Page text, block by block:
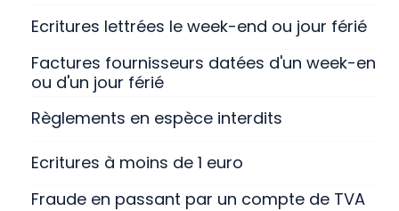
Ecritures lettrées le week-end ou jour férié
Factures fournisseurs datées d'un week-end
ou d'un jour férié
Règlements en espèce interdits
Ecritures à moins de 1 euro
Fraude en passant par un compte de TVA